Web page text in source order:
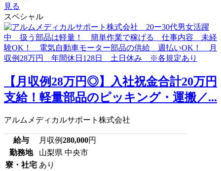
見る
スペシャル
【月収例28万円◎】入社祝金合計20万円
支給！軽量部品のピッキング・運搬／...
アルムメディカルサポート株式会社
給与 月収例280,000円
勤務地
山梨県 中央市
寮・社宅 あり